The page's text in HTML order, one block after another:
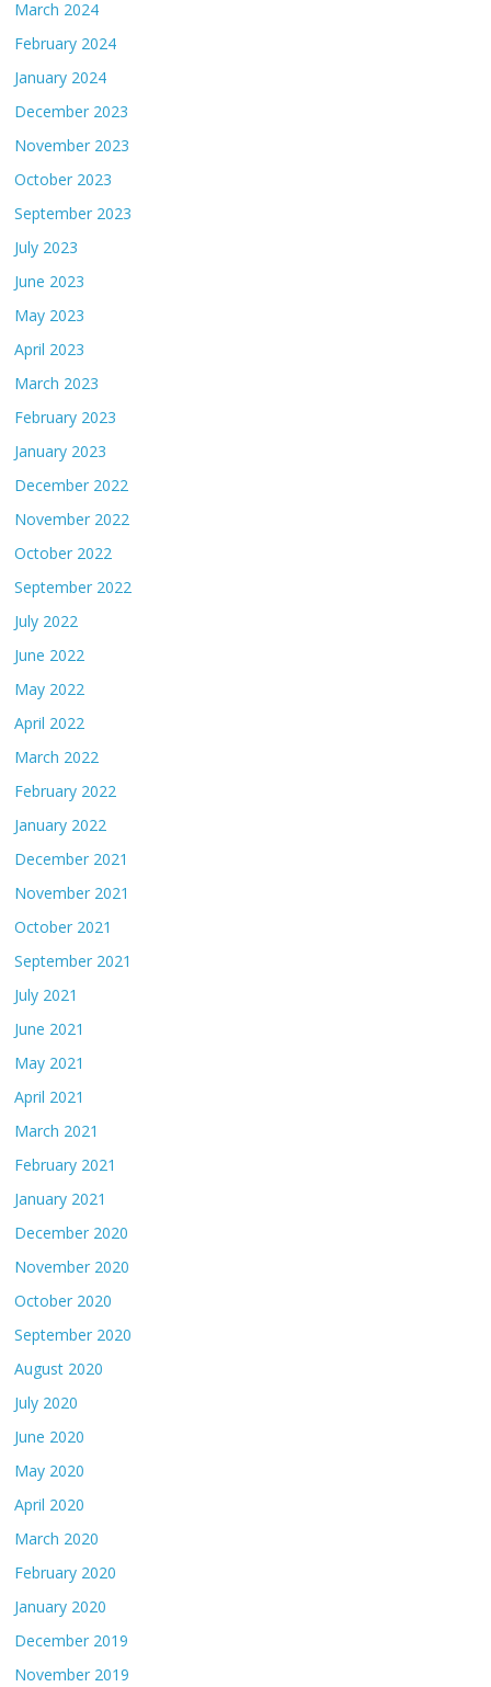
March 2024
February 2024
January 2024
December 2023
November 2023
October 2023
September 2023
July 2023
June 2023
May 2023
April 2023
March 2023
February 2023
January 2023
December 2022
November 2022
October 2022
September 2022
July 2022
June 2022
May 2022
April 2022
March 2022
February 2022
January 2022
December 2021
November 2021
October 2021
September 2021
July 2021
June 2021
May 2021
April 2021
March 2021
February 2021
January 2021
December 2020
November 2020
October 2020
September 2020
August 2020
July 2020
June 2020
May 2020
April 2020
March 2020
February 2020
January 2020
December 2019
November 2019